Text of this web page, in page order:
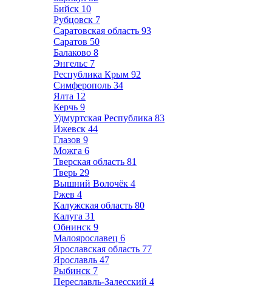
Бийск 10
Рубцовск 7
Саратовская область 93
Саратов 50
Балаково 8
Энгельс 7
Республика Крым 92
Симферополь 34
Ялта 12
Керчь 9
Удмуртская Республика 83
Ижевск 44
Глазов 9
Можга 6
Тверская область 81
Тверь 29
Вышний Волочёк 4
Ржев 4
Калужская область 80
Калуга 31
Обнинск 9
Малоярославец 6
Ярославская область 77
Ярославль 47
Рыбинск 7
Переславль-Залесский 4